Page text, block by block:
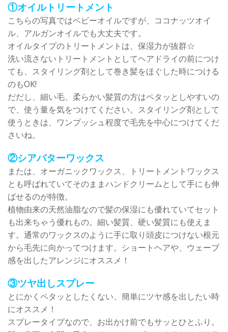
①オイルトリートメント
こちらの写真ではベビーオイルですが、ココナッツオイ
ル、アルガンオイルでも大丈夫です。
オイルタイプのトリートメントは、保湿力が抜群☆
洗い流さないトリートメントとしてヘアドライの前につけ
ても、スタイリング剤として巻き髪をほぐした時につける
のもOK!
だだし、細い毛、柔らかい髪質の方はペタッとしやすいの
で、使う量を気をつけてください。スタイリング剤として
使うときは、ワンプッシュ程度で毛先を中心につけてくだ
さいね。
②シアバターワックス
または、オーガニックワックス、トリートメントワックス
とも呼ばれていてそのままハンドクリームとして手にも伸
ばせるのが特徴。
植物由来の天然油脂なので髪の保湿にも優れていてセット
も出来ちゃう優れもの。細い髪質、硬い髪質にも使えま
す。通常のワックスのように手に取り頭皮につけない根元
から毛先に向かってつけます。ショートヘアや、ウェーブ
感を出したアレンジにオススメ！
③ツヤ出しスプレー
とにかくペタッとしたくない、簡単にツヤ感を出したい時
にオススメ！
スプレータイプなので、お出かけ前でもサッとひとふり。